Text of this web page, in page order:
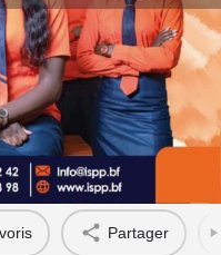
- siège
Partager